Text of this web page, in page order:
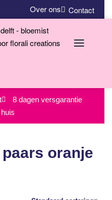
Over ons Contact
8 dagen versgarantie
oranje